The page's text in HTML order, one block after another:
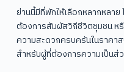
ย่านนี้มีที่พักให้เลือกหลากหลาย
ต้องการสัมผัสวิถีชีวิตชุมชน ห
ความสะดวกครบครันในราคา
สำหรับผู้ที่ต้องการความเป็นส่